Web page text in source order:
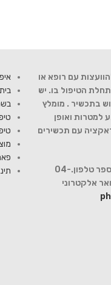
עם רופא או
הטיפול בו. יש
בתכשיר . מומלץ
למטרות ואופן
עם תכשירים
להתייעצות עם רוקח פנה למספר טלפון.04-